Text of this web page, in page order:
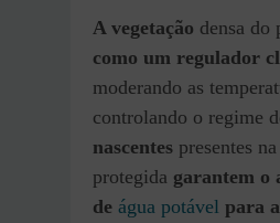
A vegetação densa do
como um regulador
moderando as
controlando o regime
nascentes presentes
protegida garantem o
de água potável para